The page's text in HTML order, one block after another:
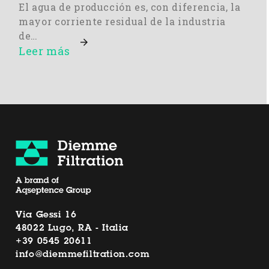
El agua de producción es, con diferencia, la
mayor corriente residual de la industria
de…
Leer más
Via Gessi 16
48022 Lugo, RA - Italia
+39 0545 20611
info@diemmefiltration.com